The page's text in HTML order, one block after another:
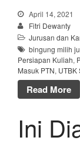
April 14, 2021
Fitri Dewanty
Jurusan dan
bingung milih
Persiapan Kuliah,
Masuk PTN, UTBK
Read More
Ini